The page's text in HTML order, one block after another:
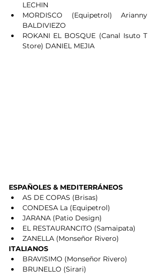
LECHIN
MORDISCO (Equipetrol) Arianny
BALDIVIEZO
ROKANI EL BOSQUE (Canal Isuto T
Store) DANIEL MEJIA
ESPAÑOLES & MEDITERRÁNEOS
AS DE COPAS (Brisas)
CONDESA La (Equipetrol)
JARANA (Patio Design)
EL RESTAURANCITO (Samaipata)
ZANELLA (Monseñor Rivero)
ITALIANOS
BRAVISIMO (Monseñor Rivero)
BRUNELLO (Sirari)